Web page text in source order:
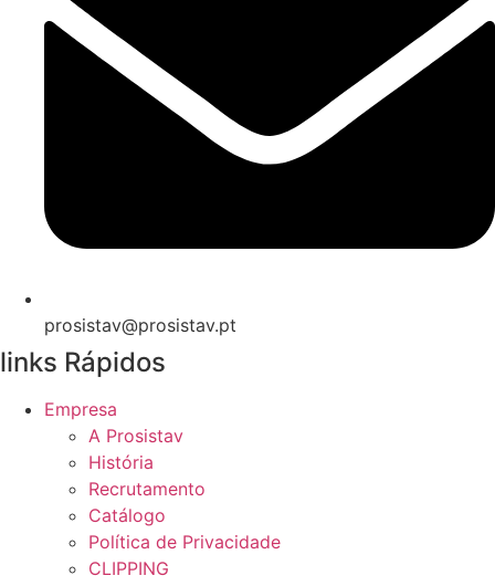
prosistav@prosistav.pt
links Rápidos
Empresa
A Prosistav
História
Recrutamento
Catálogo
Política de Privacidade
CLIPPING